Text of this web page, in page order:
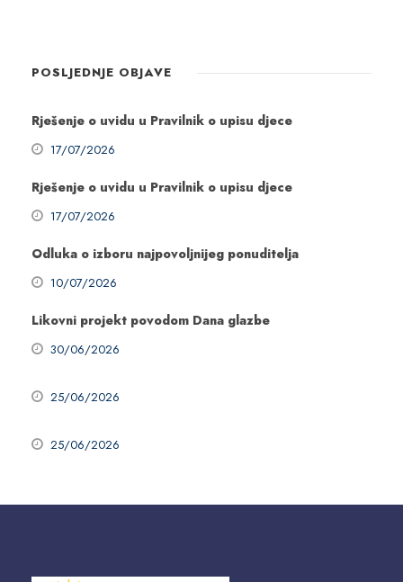
POSLJEDNJE OBJAVE
Rješenje o uvidu u Pravilnik o upisu djece
17/07/2026
Rješenje o uvidu u Pravilnik o upisu djece
17/07/2026
Odluka o izboru najpovoljnijeg ponuditelja
10/07/2026
Likovni projekt povodom Dana glazbe
30/06/2026
25/06/2026
25/06/2026